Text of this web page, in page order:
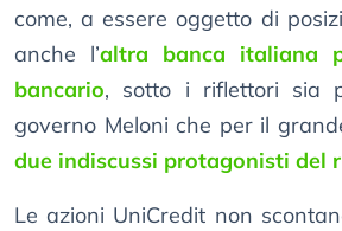
come, a essere oggetto di
anche l’altra banca italiana
bancario, sotto i riflettori sia
governo Meloni che per il
due indiscussi protagonisti del
Le azioni UniCredit non